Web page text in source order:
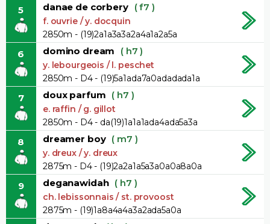
5 danae de corbery ( f7 )
f. ouvrie / y. docquin
2850m - (19)2a1a3a3a2a4a1a2a5a
6 domino dream ( h7 )
y. lebourgeois / l. peschet
2850m - D4 - (19)5a1ada7a0adadada1a
7 doux parfum ( h7 )
e. raffin / g. gillot
2850m - D4 - da(19)1a1a1ada4ada5a3a
8 dreamer boy ( m7 )
y. dreux / y. dreux
2875m - D4 - (19)2a2a1a5a3a0a0a8a0a
9 deganawidah ( h7 )
ch. lebissonnais / st. provoost
2875m - (19)1a8a4a4a3a2ada5a0a